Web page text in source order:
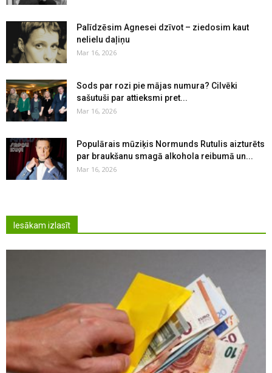
Palīdzēsim Agnesei dzīvot – ziedosim kaut
nelielu daļiņu
Mar 16, 2026
Sods par rozi pie mājas numura? Cilvēki
sašutuši par attieksmi pret...
Mar 16, 2026
Populārais mūziķis Normunds Rutulis aizturēts
par braukšanu smagā alkohola reibumā un...
Mar 16, 2026
Iesākam izlasīt